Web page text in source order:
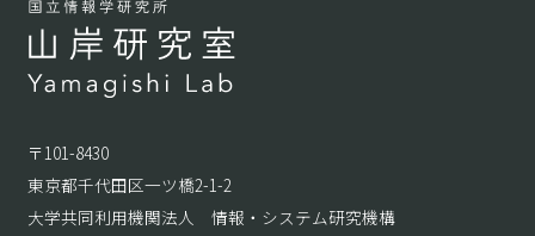
〒101-8430
東京都千代田区一ツ橋2-1-2
大学共同利用機関法人 情報・システム研究機構